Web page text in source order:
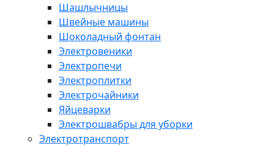
Шашлычницы
Швейные машины
Шоколадный фонтан
Электровеники
Электропечи
Электроплитки
Электрочайники
Яйцеварки
Электрошвабры для уборки
Электротранспорт